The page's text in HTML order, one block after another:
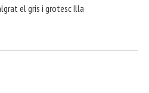
el gris i grotesc Illa